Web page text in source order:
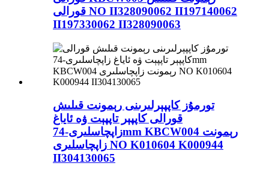
قورالى NO II328090062 II197140062
II197330062 II328090063
تورمۇز كاپپېرلىرىنى رېمونت قىلىش
قورالى كاپپېر تاپپېت ۋە ئاياغ
زاپچاسلىرى-74mm KBCW004 رېمونت
زاپچاسلىرى NO K010604 K000944
II304130065